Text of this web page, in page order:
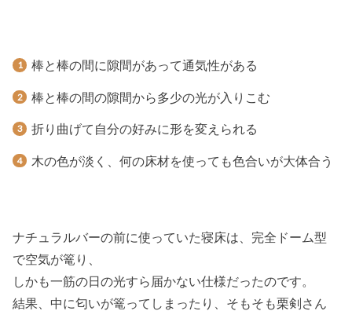
棒と棒の間に隙間があって通気性がある
棒と棒の間の隙間から多少の光が入りこむ
折り曲げて自分の好みに形を変えられる
木の色が淡く、何の床材を使っても色合いが大体合う
ナチュラルバーの前に使っていた寝床は、完全ドーム型
で空気が篭り、
しかも一筋の日の光すら届かない仕様だったのです。
結果、中に匂いが篭ってしまったり、そもそも栗剣さん